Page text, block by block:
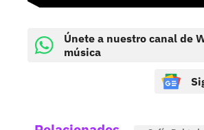
Únete a nuestro canal de
música